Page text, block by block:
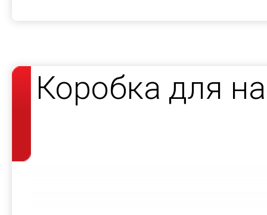
Коробка для